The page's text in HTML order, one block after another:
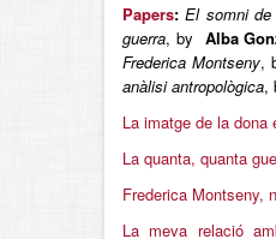
Papers:El somni de
guerra, by Alba
Frederica Montseny,
anàlisi antropològica,
La imatge de la
La quanta, quanta
Frederica Montseny,
La meva relació